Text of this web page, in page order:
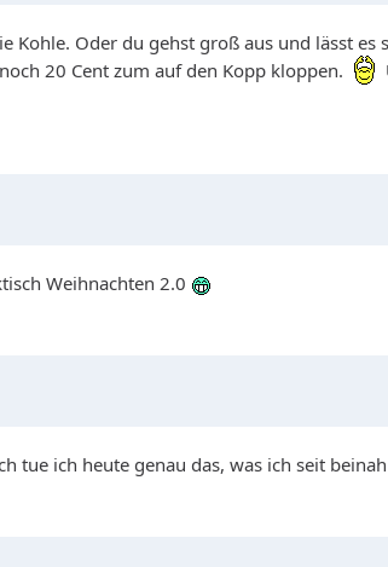
Kohle. Oder du gehst groß aus und lässt
20 Cent zum auf den Kopp kloppen.
Weihnachten 2.0
tue ich heute genau das, was ich seit